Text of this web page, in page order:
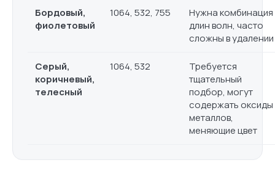
Бордовый,
фиолетовый
1064, 532, 755
Нужна комбинация
длин волн, часто
сложны в удалении
Серый,
коричневый,
телесный
1064, 532
Требуется
тщательный
подбор, могут
содержать оксиды
металлов,
меняющие цвет